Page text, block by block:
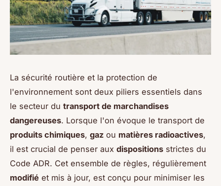
La sécurité routière et la protection de
l'environnement sont deux piliers essentiels dans
le secteur du transport de marchandises
dangereuses. Lorsque l'on évoque le transport de
produits chimiques, gaz ou matières radioactives,
il est crucial de penser aux dispositions strictes du
Code ADR. Cet ensemble de règles, régulièrement
modifié et mis à jour, est conçu pour minimiser les